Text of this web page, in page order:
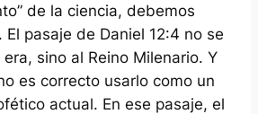
de la ciencia, debemos
El pasaje de Daniel 12:4 no se
sino al Reino Milenario. Y
es correcto usarlo como un
actual. En ese pasaje, el